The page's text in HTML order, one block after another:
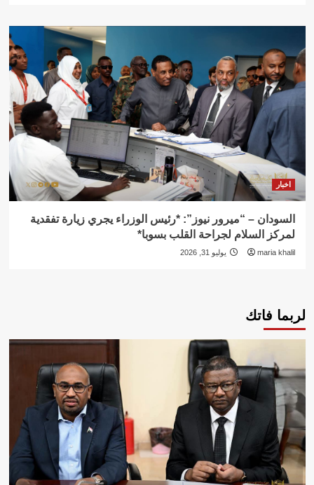
اخبار
السودان – “ميرور نيوز”: *رئيس الوزراء يجري زيارة تفقدية
لمركز السلام لجراحة القلب بسوبا*
maria khalil يوليو 31, 2026
لربما فاتك